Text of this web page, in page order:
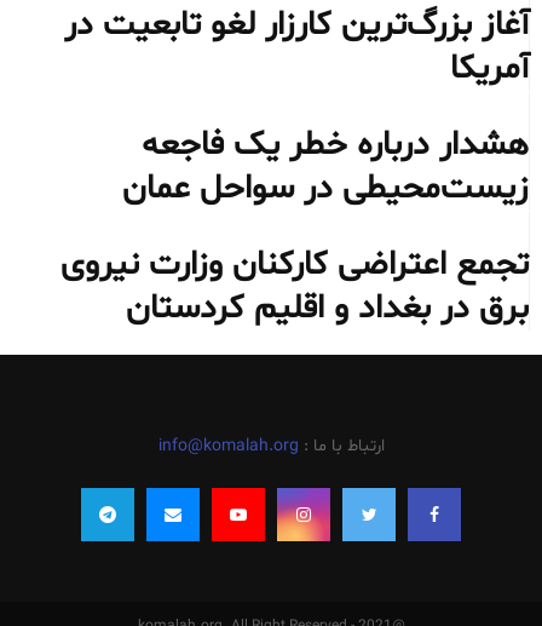
آغاز بزرگ‌ترین کارزار لغو تابعیت در
آمریکا
هشدار درباره خطر یک فاجعه
زیست‌محیطی در سواحل عمان
تجمع اعتراضی کارکنان وزارت نیروی
برق در بغداد و اقلیم کردستان
ارتباط با ما : info@komalah.org